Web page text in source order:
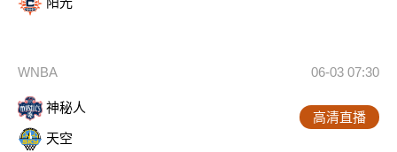
WNBA 06-03 07:30
神秘人
天空
高清直播